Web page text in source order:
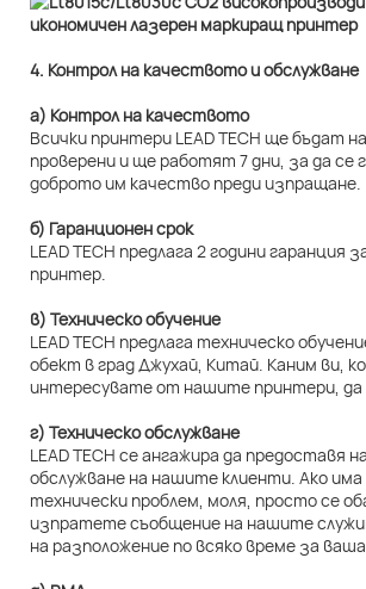
4. Контрол на качеството и обслужване
а) Контрол на качеството
Всички принтери LEAD TECH ще бъдат
проверени и ще работят 7 дни, за да се
доброто им качество преди изпращане.
б) Гаранционен срок
LEAD TECH предлага 2 години гаранция
принтер.
в) Техническо обучение
LEAD TECH предлага техническо
обект в град Джухай, Китай. Каним ви,
интересувате от нашите принтери,
г) Техническо обслужване
LEAD TECH се ангажира да предоставя
обслужване на нашите клиенти. Ако има
технически проблем, моля, просто се
изпратете съобщение на нашите
на разположение по всяко време за